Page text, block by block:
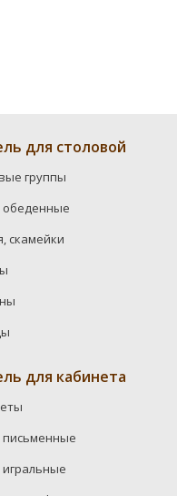
для столовой
группы
обеденные
скамейки
для кабинета
письменные